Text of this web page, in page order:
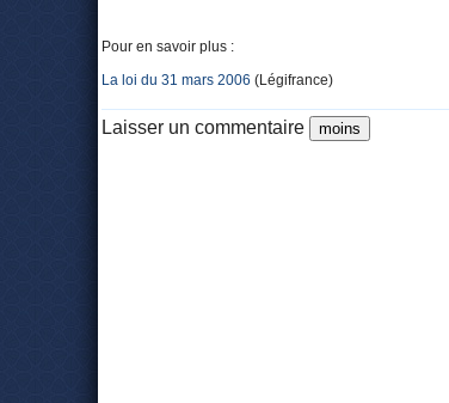
Pour en savoir plus :
La loi du 31 mars 2006 (Légifrance)
Laisser un commentaire